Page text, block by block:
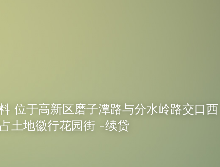
位于高新区磨子潭路与分水岭路交口西
土地徽行花园街 -续贷